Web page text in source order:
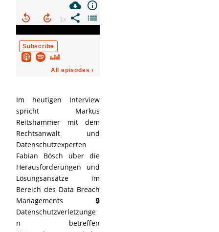
Im heutigen Interview
spricht Markus
Reitshammer mit dem
Rechtsanwalt und
Datenschutzexperten
Fabian Bösch über die
Herausforderungen und
Lösungsansätze im
Bereich des Data Breach
Managements 🔒
Datenschutzverletzunge
n betreffen